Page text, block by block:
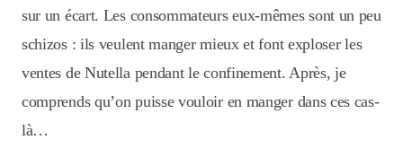
sur un écart. Les consommateurs eux-mêmes sont un peu
schizos : ils veulent manger mieux et font exploser les
ventes de Nutella pendant le confinement. Après, je
comprends qu’on puisse vouloir en manger dans ces cas-
là…